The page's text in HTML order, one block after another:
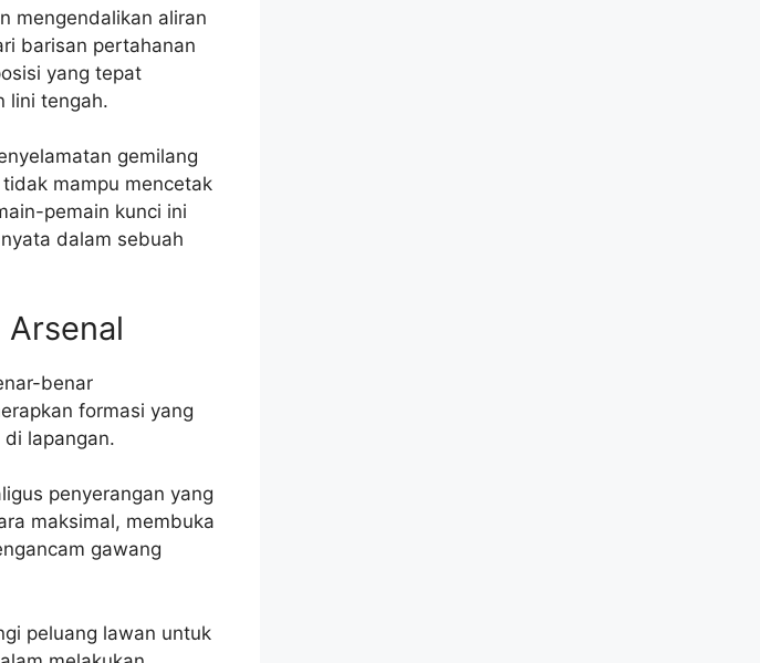
mengendalikan aliran
barisan pertahanan
yang tepat
lini tengah.
gemilang
mampu mencetak
pemain kunci ini
dalam sebuah
benar
formasi yang
lapangan.
penyerangan yang
maksimal, membuka
gawang
peluang lawan untuk